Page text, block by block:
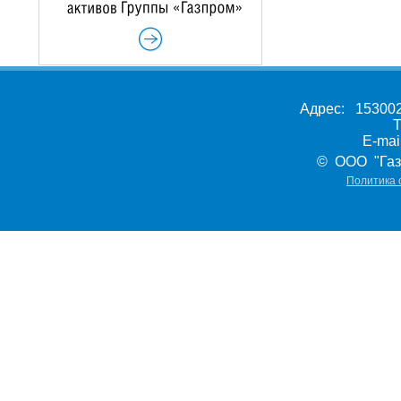
Адрес:
E-
© ООО
Политика